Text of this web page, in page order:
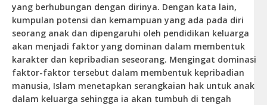
yang berhubungan dengan dirinya. Dengan kata lain,
kumpulan potensi dan kemampuan yang ada pada diri
seorang anak dan dipengaruhi oleh pendidikan keluarga
akan menjadi faktor yang dominan dalam membentuk
karakter dan kepribadian seseorang. Mengingat dominasi
faktor-faktor tersebut dalam membentuk kepribadian
manusia, Islam menetapkan serangkaian hak untuk anak
dalam keluarga sehingga ia akan tumbuh di tengah